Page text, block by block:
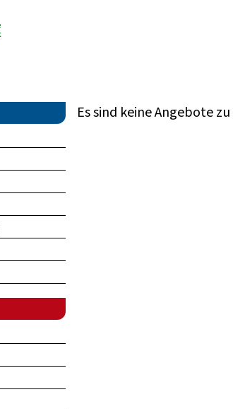
Es sind keine Angebote